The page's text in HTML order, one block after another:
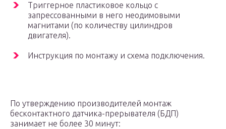
Триггерное пластиковое кольцо с
запрессованными в него неодимовыми
магнитами (по количеству цилиндров
двигателя).
Инструкция по монтажу и схема подключения.
По утверждению производителей монтаж
бесконтактного датчика-прерывателя (БДП)
занимает не более 30 минут: